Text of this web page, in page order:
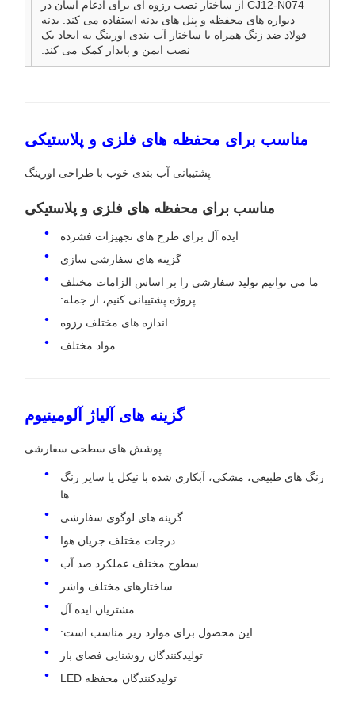
CJ12-N074 از ساختار نصب رزوه ای برای ادغام آسان در
دیواره های محفظه و پنل های بدنه استفاده می کند. بدنه
فولاد ضد زنگ همراه با ساختار آب بندی اورینگ به ایجاد یک
نصب ایمن و پایدار کمک می کند.
مناسب برای محفظه های فلزی و پلاستیکی
پشتیبانی آب بندی خوب با طراحی اورینگ
مناسب برای محفظه های فلزی و پلاستیکی
ایده آل برای طرح های تجهیزات فشرده
گزینه های سفارشی سازی
ما می توانیم تولید سفارشی را بر اساس الزامات مختلف
پروژه پشتیبانی کنیم، از جمله:
اندازه های مختلف رزوه
مواد مختلف
گزینه های آلیاژ آلومینیوم
پوشش های سطحی سفارشی
رنگ های طبیعی، مشکی، آبکاری شده با نیکل یا سایر رنگ
ها
گزینه های لوگوی سفارشی
درجات مختلف جریان هوا
سطوح مختلف عملکرد ضد آب
ساختارهای مختلف واشر
مشتریان ایده آل
این محصول برای موارد زیر مناسب است:
تولیدکنندگان روشنایی فضای باز
تولیدکنندگان محفظه LED